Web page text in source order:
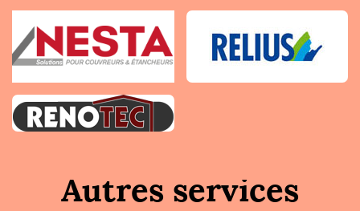
Autres services